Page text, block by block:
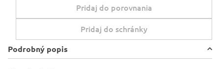
Pridaj do porovnania
Pridaj do schránky
Podrobný popis